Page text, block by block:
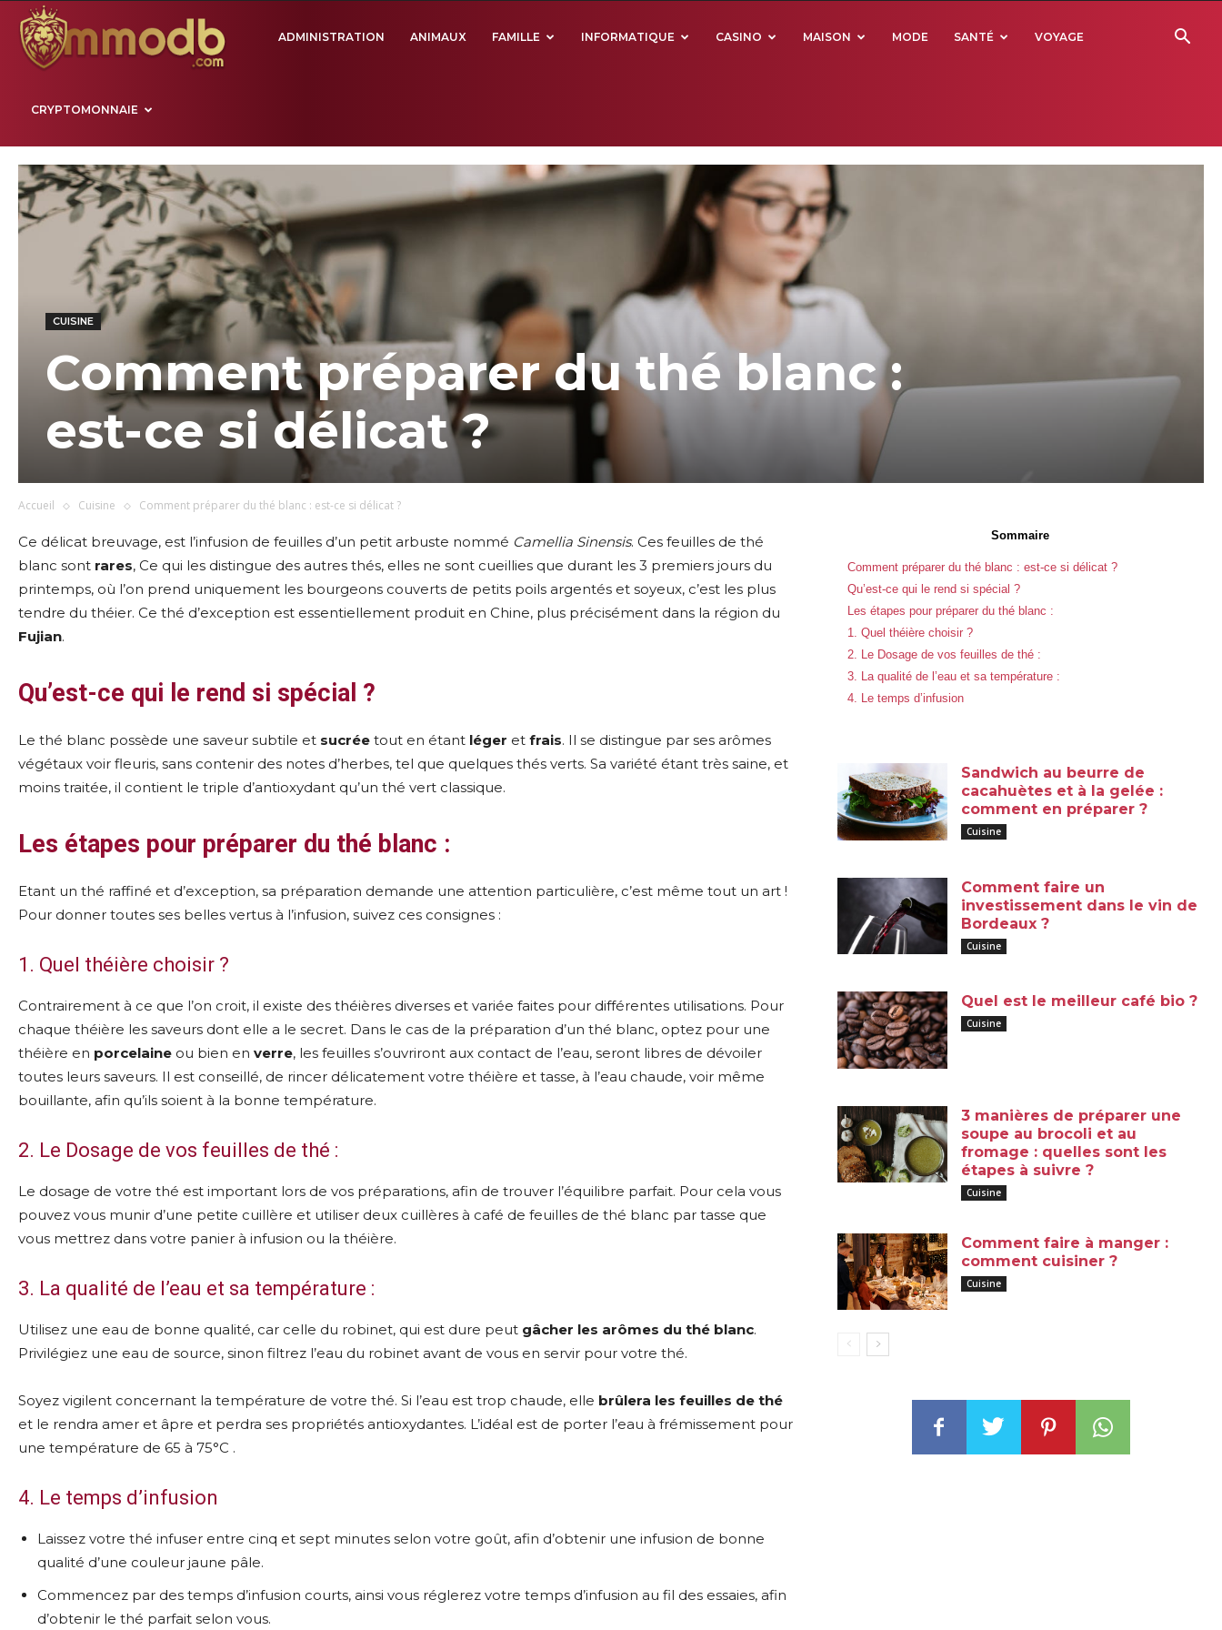
Mmodb.comADMINISTRATION ANIMAUX FAMILLE INFORMATIQUE CASINO MAISON MODE SANTÉ VOYAGE
CRYPTOMONNAIE
CUISINE
Comment préparer du thé blanc :
est-ce si délicat ?
Accueil Cuisine Comment préparer du thé blanc : est-ce si délicat ?
Ce délicat breuvage, est l’infusion de feuilles d’un petit arbuste nommé Camellia Sinensis. Ces feuilles de thé
blanc sont rares, Ce qui les distingue des autres thés, elles ne sont cueillies que durant les 3 premiers jours du
printemps, où l’on prend uniquement les bourgeons couverts de petits poils argentés et soyeux, c’est les plus
tendre du théier. Ce thé d’exception est essentiellement produit en Chine, plus précisément dans la région du
Fujian.
Qu’est-ce qui le rend si spécial ?
Le thé blanc possède une saveur subtile et sucrée tout en étant léger et frais. Il se distingue par ses arômes
végétaux voir fleuris, sans contenir des notes d’herbes, tel que quelques thés verts. Sa variété étant très saine, et
moins traitée, il contient le triple d’antioxydant qu’un thé vert classique.
Les étapes pour préparer du thé blanc :
Etant un thé raffiné et d’exception, sa préparation demande une attention particulière, c’est même tout un art !
Pour donner toutes ses belles vertus à l’infusion, suivez ces consignes :
1. Quel théière choisir ?
Contrairement à ce que l’on croit, il existe des théières diverses et variée faites pour différentes utilisations. Pour
chaque théière les saveurs dont elle a le secret. Dans le cas de la préparation d’un thé blanc, optez pour une
théière en porcelaine ou bien en verre, les feuilles s’ouvriront aux contact de l’eau, seront libres de dévoiler
toutes leurs saveurs. Il est conseillé, de rincer délicatement votre théière et tasse, à l’eau chaude, voir même
bouillante, afin qu’ils soient à la bonne température.
2. Le Dosage de vos feuilles de thé :
Le dosage de votre thé est important lors de vos préparations, afin de trouver l’équilibre parfait. Pour cela vous
pouvez vous munir d’une petite cuillère et utiliser deux cuillères à café de feuilles de thé blanc par tasse que
vous mettrez dans votre panier à infusion ou la théière.
3. La qualité de l’eau et sa température :
Utilisez une eau de bonne qualité, car celle du robinet, qui est dure peut gâcher les arômes du thé blanc.
Privilégiez une eau de source, sinon filtrez l’eau du robinet avant de vous en servir pour votre thé.
Soyez vigilent concernant la température de votre thé. Si l’eau est trop chaude, elle brûlera les feuilles de thé
et le rendra amer et âpre et perdra ses propriétés antioxydantes. L’idéal est de porter l’eau à frémissement pour
une température de 65 à 75°C .
4. Le temps d’infusion
Laissez votre thé infuser entre cinq et sept minutes selon votre goût, afin d’obtenir une infusion de bonne
qualité d’une couleur jaune pâle.
Commencez par des temps d’infusion courts, ainsi vous réglerez votre temps d’infusion au fil des essaies, afin
d’obtenir le thé parfait selon vous.
Sommaire
Comment préparer du thé blanc : est-ce si délicat ?
Qu’est-ce qui le rend si spécial ?
Les étapes pour préparer du thé blanc :
1. Quel théière choisir ?
2. Le Dosage de vos feuilles de thé :
3. La qualité de l’eau et sa température :
4. Le temps d’infusion
Sandwich au beurre de
cacahuètes et à la gelée :
comment en préparer ?
Cuisine
Comment faire un
investissement dans le vin de
Bordeaux ?
Cuisine
Quel est le meilleur café bio ?
Cuisine
3 manières de préparer une
soupe au brocoli et au
fromage : quelles sont les
étapes à suivre ?
Cuisine
Comment faire à manger :
comment cuisiner ?
Cuisine